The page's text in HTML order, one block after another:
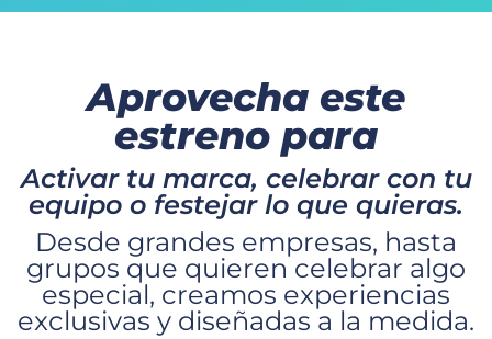
Aprovecha este
estreno para
Activar tu marca, celebrar con tu
equipo o festejar lo que quieras.
Desde grandes empresas, hasta
grupos que quieren celebrar algo
especial, creamos experiencias
exclusivas y diseñadas a la medida.